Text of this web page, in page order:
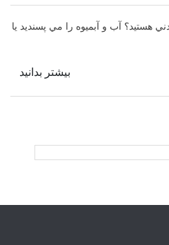
درباره
کرده
هستيد؟ آب و آبميوه را مي‌ پسنديد يا
بیشتر بدانید